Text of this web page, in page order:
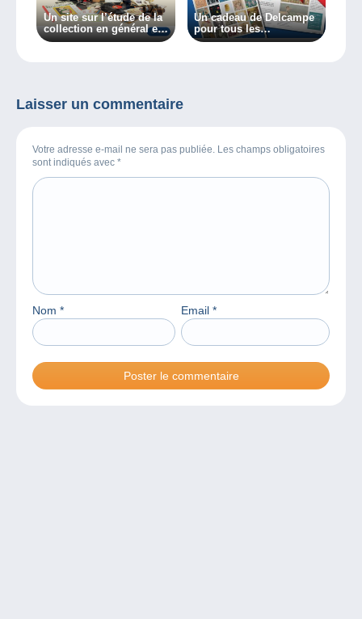
Un site sur l’étude de la
collection en général et
des collectionneurs en
Un cadeau de Delcampe
pour tous les
collectionneurs !
Laisser un commentaire
Votre adresse e-mail ne sera pas publiée. Les champs obligatoires
sont indiqués avec *
Nom * Email *